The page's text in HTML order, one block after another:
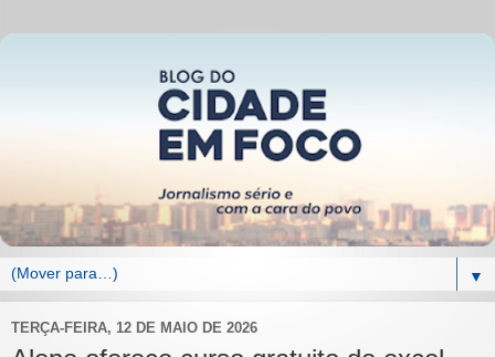
▼
TERÇA-FEIRA, 12 DE MAIO DE 2026